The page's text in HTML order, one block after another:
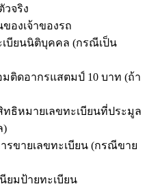
จริง
องเจ้าของรถ
บียนนิติบุคคล (กรณีเป็น
ติดอากรแสตมป์ 10 บาท (ถ้า
ธิหมายเลขทะเบียนที่ประมูล
)
รขายเลขทะเบียน (กรณีขาย
ยมป้ายทะเบียน